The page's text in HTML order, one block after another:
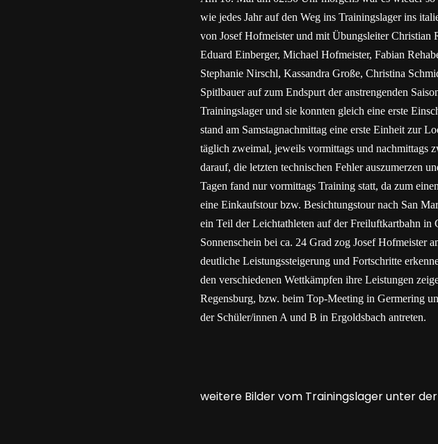
wie jedes Jahr auf den Weg ins Trainingslager ins
von Josef Hofmeister und mit Übungsleiter Christian
Eduard Einberger, Michael Hofmeister, Fabian
Stephanie Nirschl, Kassandra Große, Christina
Spitlbauer auf zum Endspurt der anstrengenden
Trainingslager und sie konnten gleich eine erste
stand am Samstagnachmittag eine erste Einheit zur
täglich zweimal, jeweils vormittags und nachmittags
darauf, die letzten technischen Fehler auszumerzen
Tagen fand nur vormittags Training statt, da zum
eine Einkaufstour bzw. Besichtungstour nach San
ein Teil der Leichtathleten auf der Freiluftkartbahn
Sonnenschein bei ca. 24 Grad zog Josef Hofmeister
deutliche Leistungssteigerung und Fortschritte
den verschiedenen Wettkämpfen ihre Leistungen
Regensburg, bzw. beim Top-Meeting in Germering
der Schüler/innen A und B in Ergoldsbach antreten.
weitere Bilder vom Trainingslager unter der